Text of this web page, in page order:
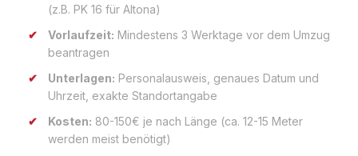
(z.B. PK 16 für Altona)
Vorlaufzeit: Mindestens 3 Werktage vor dem Umzug
beantragen
Unterlagen: Personalausweis, genaues Datum und
Uhrzeit, exakte Standortangabe
Kosten: 80-150€ je nach Länge (ca. 12-15 Meter
werden meist benötigt)